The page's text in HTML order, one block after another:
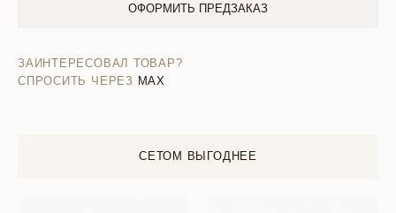
ОФОРМИТЬ ПРЕДЗАКАЗ
ЗАИНТЕРЕСОВАЛ ТОВАР?
СПРОСИТЬ ЧЕРЕЗ MAX
СЕТОМ ВЫГОДНЕЕ